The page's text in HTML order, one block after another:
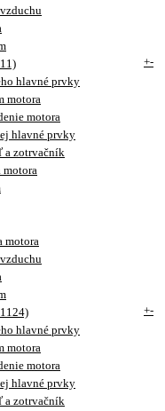
+-
hlavné prvky
motora
motora
hlavné prvky
zotrvačník
motora
motora
+-
hlavné prvky
motora
motora
hlavné prvky
zotrvačník